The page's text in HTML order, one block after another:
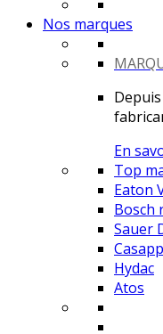
Nos marques
En
Top
Eaton
Bosch
Sauer
Hydac
Atos